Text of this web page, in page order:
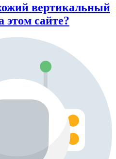
вертикальный
этом сайте?